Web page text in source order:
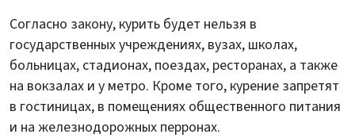
Согласно закону, курить будет нельзя в
государственных учреждениях, вузах, школах,
больницах, стадионах, поездах, ресторанах, а также
на вокзалах и у метро. Кроме того, курение запретят
в гостиницах, в помещениях общественного питания
и на железнодорожных перронах.